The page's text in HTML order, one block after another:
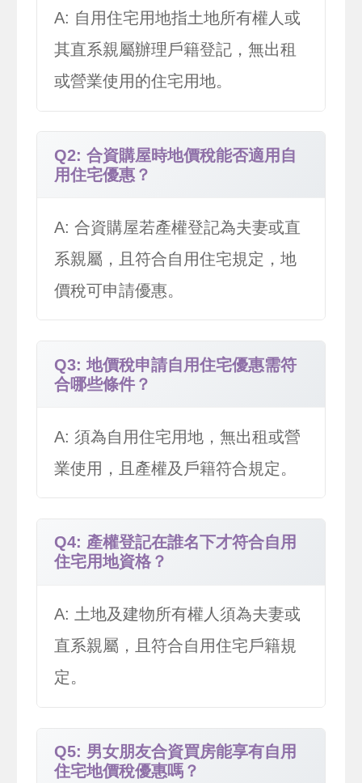
A: 自用住宅用地指土地所有權人或
其直系親屬辦理戶籍登記，無出租
或營業使用的住宅用地。
Q2: 合資購屋時地價稅能否適用自
用住宅優惠？
A: 合資購屋若產權登記為夫妻或直
系親屬，且符合自用住宅規定，地
價稅可申請優惠。
Q3: 地價稅申請自用住宅優惠需符
合哪些條件？
A: 須為自用住宅用地，無出租或營
業使用，且產權及戶籍符合規定。
Q4: 產權登記在誰名下才符合自用
住宅用地資格？
A: 土地及建物所有權人須為夫妻或
直系親屬，且符合自用住宅戶籍規
定。
Q5: 男女朋友合資買房能享有自用
住宅地價稅優惠嗎？